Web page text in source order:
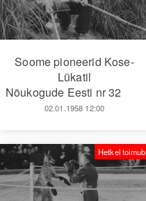
Soome pioneerid Kose-
Lükatil
Nõukogude Eesti nr 32
02.01.1958 12:00
Hetkel toimub